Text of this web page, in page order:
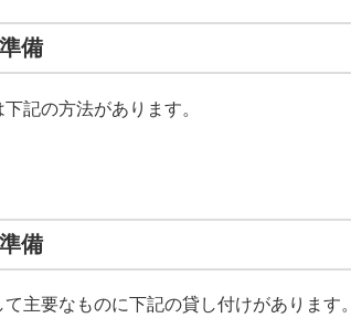
備
記の方法があります。
備
主要なものに下記の貸し付けがあります。